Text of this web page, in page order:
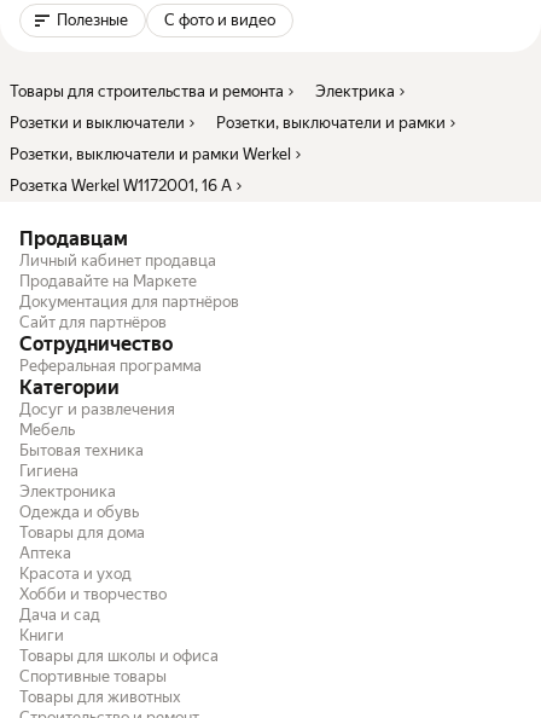
Полезные С фото и видео
Товары для строительства и ремонта
Электрика
Розетки и выключатели
Розетки, выключатели и рамки
Розетки, выключатели и рамки Werkel
Розетка Werkel W1172001, 16 А
Продавцам
Личный кабинет продавца
Продавайте на Маркете
Документация для партнёров
Сайт для партнёров
Сотрудничество
Реферальная программа
Категории
Досуг и развлечения
Мебель
Бытовая техника
Гигиена
Электроника
Одежда и обувь
Товары для дома
Аптека
Красота и уход
Хобби и творчество
Дача и сад
Книги
Товары для школы и офиса
Спортивные товары
Товары для животных